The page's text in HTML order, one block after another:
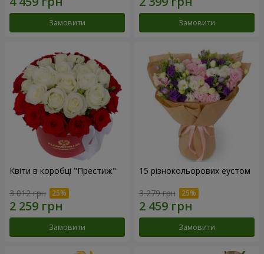
Замовити Замовити
Квіти в коробці "Престиж"
3 012 грн
Замовити
15 різнокольорових еустом
3 279 грн
Замовити